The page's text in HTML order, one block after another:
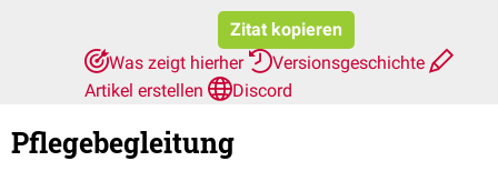
Zitat kopieren
Was zeigt hierher
Versionsgeschichte
Artikel erstellen
Discord
Pflegebegleitung